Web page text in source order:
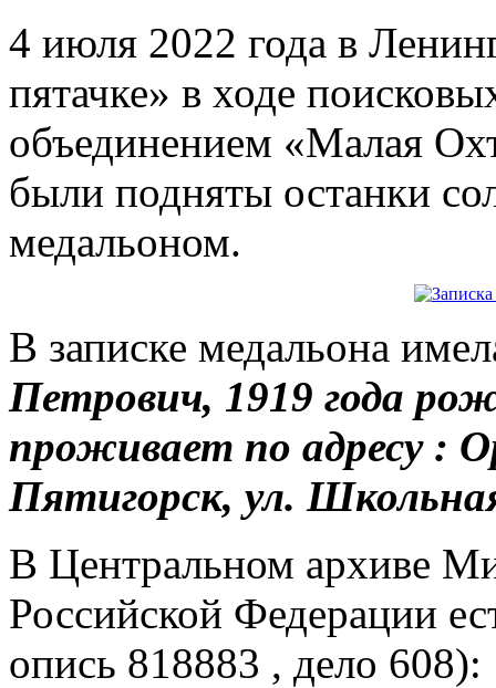
4 июля 2022 года в
пятачке» в ходе
объединением «Малая
были подняты останки
медальоном.
В записке медальона
Петрович, 1919 года
проживает по адресу :
Пятигорск, ул.
В Центральном архиве
Российской Федерации
опись 818883 , дело 608):